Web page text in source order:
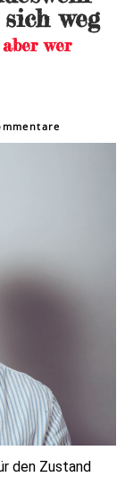
weg
wer
den Zustand